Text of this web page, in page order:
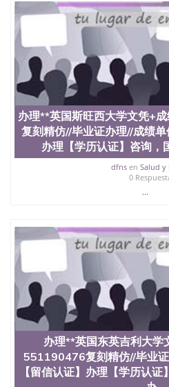
State University）圣何塞州立
State University）圣 塞州立大
State University）圣何塞州
University）圣何塞州立大学（
University）圣何塞州立大学
University）圣何塞州立大学（
University）圣何塞州立大学
University）圣何塞州立大学学
University）圣何塞州立大学
University）圣何塞州立大学
University）圣何塞州立大学
University）圣何塞州立大学
University）圣何塞州立大学（
University）圣何塞州立大学
University）圣何塞州立大学
University）圣何塞州立大学
University）圣何塞州立大学学
University）圣何塞州立大学
University）圣何塞州立大学学
State University）圣何塞州立
Jose State University）圣何
（San Jose State University
文凭学位qq微信551190476澳
学学历 绩单购买学位证书/澳
买澳洲大学毕业证成绩单假文
业找人做文凭学位qq微信
办理**英国斯旺西大学文凭+
复刻精仿//毕业证办理//成绩单
办理【学历认证】咨询，
dfnsen Salud y
0
...
办理**英国东英吉利大学
551190476复刻精仿//毕业
【留信认证】办理【学历认